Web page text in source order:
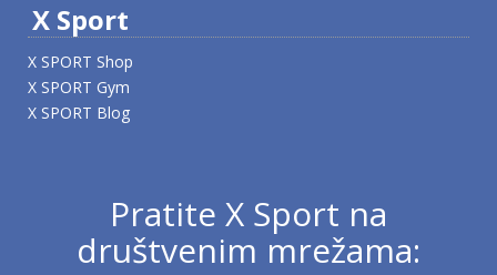
X Sport
X SPORT Shop
X SPORT Gym
X SPORT Blog
Pratite X Sport na
društvenim mrežama: